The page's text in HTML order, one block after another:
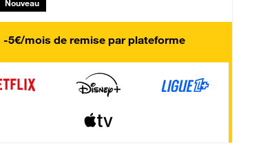
Nouveau
-5€/mois de remise par plateforme